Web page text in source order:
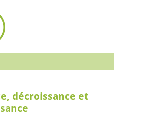
décroissance et